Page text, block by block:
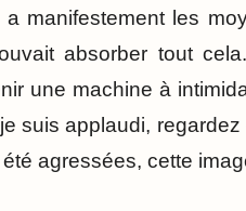
manifestement les
absorber tout
une machine à
suis applaudi,
agressées, cette